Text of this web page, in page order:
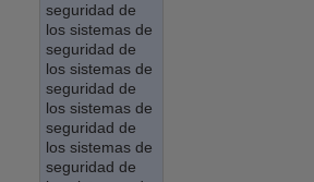
seguridad de
los sistemas de
seguridad de
los sistemas de
seguridad de
los sistemas de
seguridad de
los sistemas de
seguridad de